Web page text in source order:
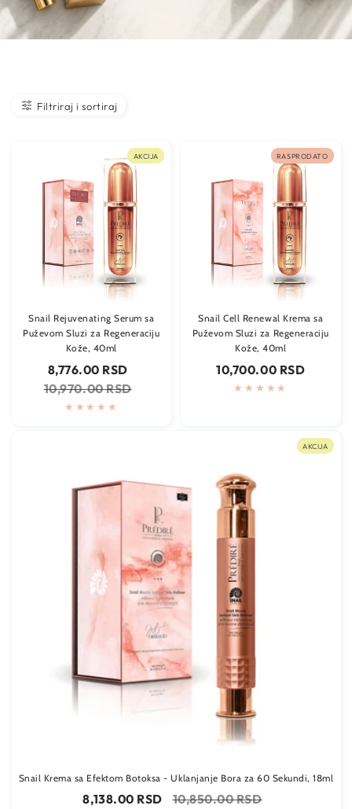
Filtriraj i sortiraj
AKCIJA
Snail Rejuvenating Serum sa
Puževom Sluzi za Regeneraciju
Kože, 40ml
Cena
na
sniženju
8,776.00 RSD
10,970.00 RSD
RASPRODATO
Snail Cell Renewal Krema sa
Puževom Sluzi za Regeneraciju
Kože, 40ml
Regularna
cena
10,700.00 RSD
AKCIJA
Snail Krema sa Efektom Botoksa - Uklanjanje Bora za 60 Sekundi, 18ml
Cena
8,138.00 RSD
Regularna
10,850.00 RSD